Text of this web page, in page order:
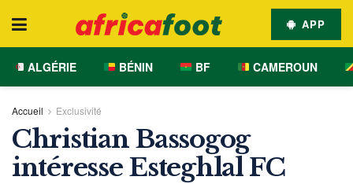
APP
ALGÉRIE BÉNIN BF CAMEROUN
Accueil Exclusivité
Christian Bassogog
intéresse Esteghlal FC